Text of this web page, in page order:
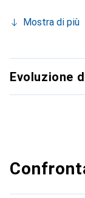
Mostra di più
Evoluzione